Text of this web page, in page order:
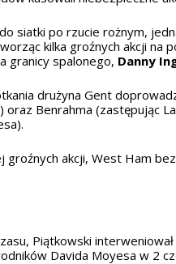
siatki po rzucie rożnym,
kilka groźnych akcji na
granicy spalonego, Danny
drużyna Gent
Benrahma (zastępując
groźnych akcji, West Ham
Piątkowski
Davida Moyesa w 2